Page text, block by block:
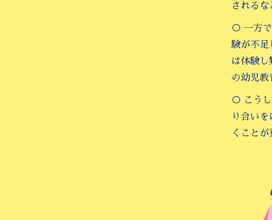
されるな
○ 一方で
験が不足
は体験
の幼児教
○ こうし
り合い
くことが